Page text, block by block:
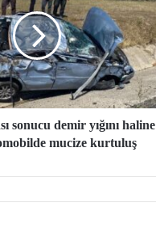
sonucu demir yığını haline
mucize kurtuluş